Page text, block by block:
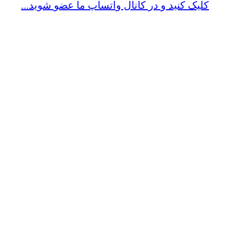
کلیک کنید و در کانال واتساپ ما عضو شوید...